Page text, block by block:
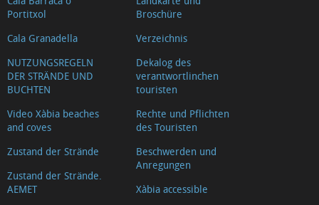
Portitxol
Cala Granadella
NUTZUNGSREGELN
DER STRÄNDE UND
BUCHTEN
Video Xàbia beaches
and coves
Zustand der Strände
Zustand der Strände.
AEMET
Broschüre
Verzeichnis
Dekalog des
verantwortlinchen
touristen
Rechte und Pflichten
des Touristen
Beschwerden und
Anregungen
Xàbia accessible